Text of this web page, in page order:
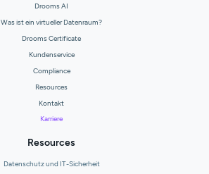
Drooms AI
Was ist ein virtueller Datenraum?
Drooms Certificate
Kundenservice
Compliance
Resources
Kontakt
Karriere
Resources
Datenschutz und IT-Sicherheit